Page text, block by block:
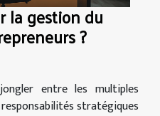
la gestion du
?
entre les multiples
stratégiques